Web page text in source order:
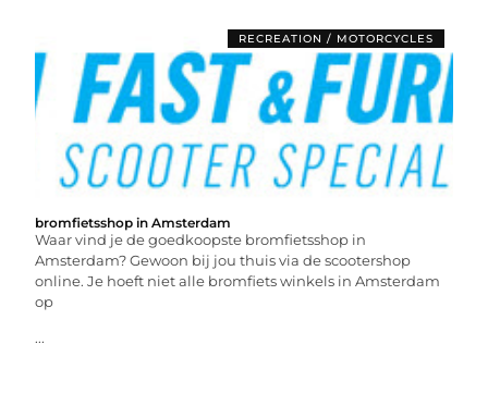
RECREATION / MOTORCYCLES
bromfietsshop in Amsterdam
Waar vind je de goedkoopste bromfietsshop in
Amsterdam? Gewoon bij jou thuis via de scootershop
online. Je hoeft niet alle bromfiets winkels in Amsterdam
op
...